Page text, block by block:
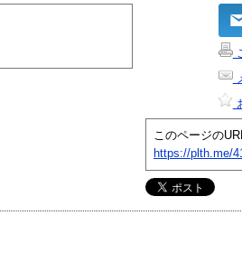
このページのURL
https://plth.me/